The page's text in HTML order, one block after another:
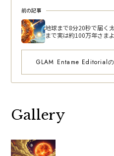
前の記事
地球まで8分20秒で届く
まで実は約100万年さま
GLAM Entame Editorial
Gallery